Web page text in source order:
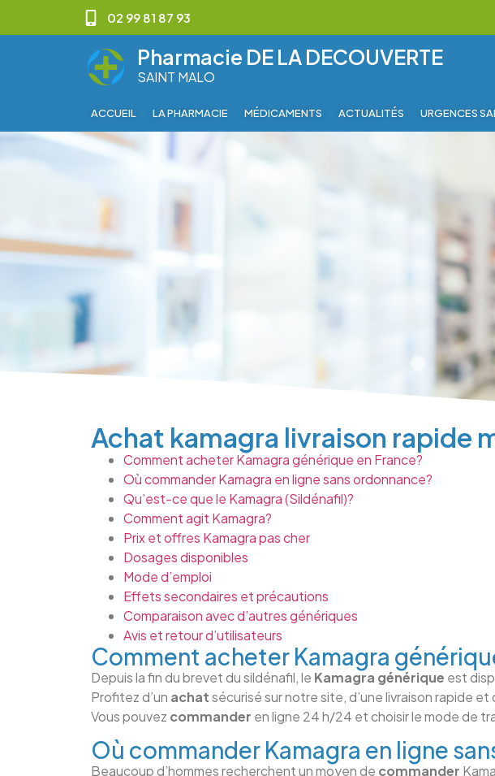
02 99 81 87 93
Pharmacie DE LA DECOUVERTE
SAINT MALO
ACCUEIL LA PHARMACIE MÉDICAMENTS ACTUALITÉS URGENCES
Achat kamagra livraison rapide
Comment acheter Kamagra générique en France?
Où commander Kamagra en ligne sans ordonnance?
Qu’est-ce que le Kamagra (Sildénafil)?
Comment agit Kamagra?
Prix et offres Kamagra pas cher
Dosages disponibles
Mode d’emploi
Effets secondaires et précautions
Comparaison avec d’autres génériques
Avis et retour d’utilisateurs
Comment acheter Kamagra
Depuis la fin du brevet du sildénafil, le Kamagra générique est
Profitez d’un achatsécurisé sur notre site, d’une livraison rapide et
Vous pouvez commander en ligne 24 h/24 et choisir le mode de
Où commander Kamagra en ligne
Beaucoup d’hommes recherchent un moyen de commander